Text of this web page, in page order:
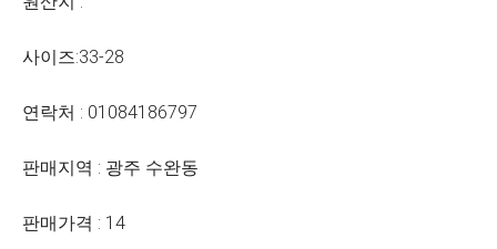
사이즈:33-28
연락처 : 01084186797
판매지역 : 광주 수완동
판매가격 : 14